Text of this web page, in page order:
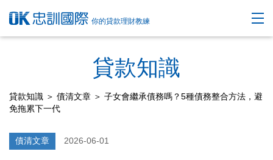
你的貸款理財教練
貸款知識
貸款知識 ＞ 債清文章 ＞ 子女會繼承債務嗎？5種債務整合方法，避
免拖累下一代
債清文章 2026-06-01